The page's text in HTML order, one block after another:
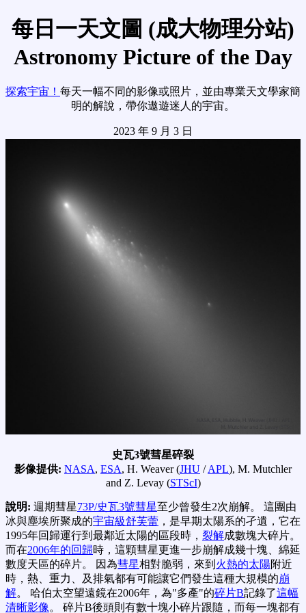
每日一天文圖 (成大物理分站)
Astronomy Picture of the Day
探索宇宙！ 每天一幅不同的影像或照片，並由專業天文學家簡
明的解說，帶你遨遊迷人的宇宙。
2023 年 9 月 3 日
史瓦3號彗星碎裂
影像提供: NASA, ESA, H. Weaver (JHU /APL), M. Mutchler
and Z. Levay (STScI)
說明: 週期彗星73P/史瓦3號彗星至少曾發生2次崩解。 這團由
冰與塵埃所聚成的宇宙級舒芙蕾 ，是早期太陽系的孑遺，它在
1995年回歸運行到最鄰近太陽的區段時， 裂解成數塊大碎片。
而在2006年的回歸時，這顆彗星更進一步崩解成幾十塊、綿延
數度天區的碎片。 因為彗星相對脆弱，來到 火熱的太陽附近
時，熱、重力、及排氣都有可能讓它們發生這種大規模的崩
解。 哈伯太空望遠鏡在2006年，為"多產"的碎片B記錄了這幅
清晰影像。 碎片B後頭則有數十塊小碎片跟隨，而每一塊都有